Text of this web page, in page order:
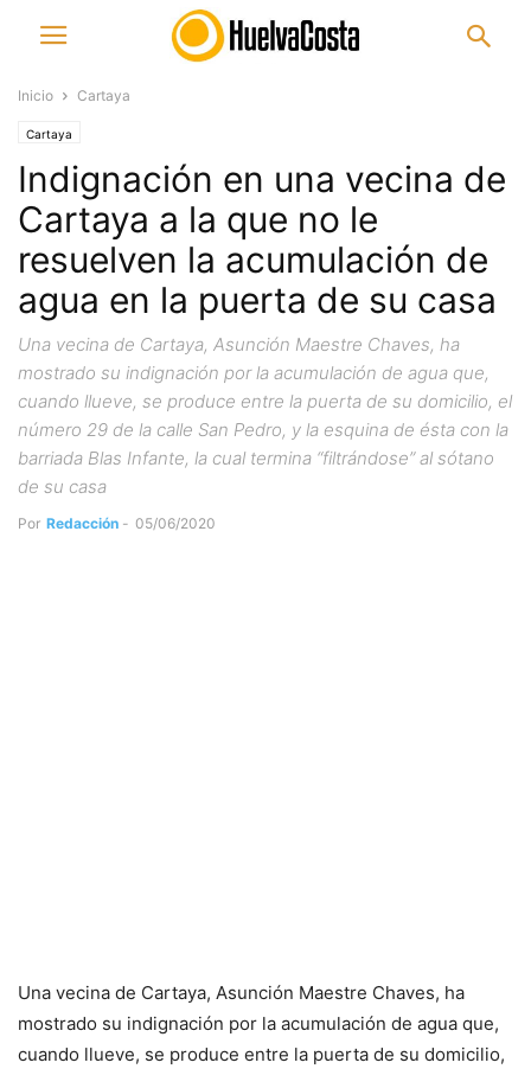
Inicio Cartaya
Cartaya
Indignación en una vecina de
Cartaya a la que no le
resuelven la acumulación de
agua en la puerta de su casa
Una vecina de Cartaya, Asunción Maestre Chaves, ha
mostrado su indignación por la acumulación de agua que,
cuando llueve, se produce entre la puerta de su domicilio, el
número 29 de la calle San Pedro, y la esquina de ésta con la
barriada Blas Infante, la cual termina “filtrándose” al sótano
de su casa
Por Redacción - 05/06/2020
Una vecina de Cartaya, Asunción Maestre Chaves, ha
mostrado su indignación por la acumulación de agua que,
cuando llueve, se produce entre la puerta de su domicilio,